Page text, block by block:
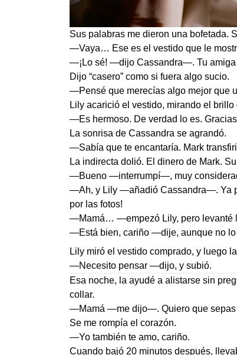
Sus palabras me dieron una bofetada.
—Vaya… Ese es el vestido que le
—¡Lo sé! —dijo Cassandra—. Tu amiga
Dijo “casero” como si fuera algo sucio.
—Pensé que merecías algo mejor que
Lily acarició el vestido, mirando el
—Es hermoso. De verdad lo es.
La sonrisa de Cassandra se agrandó.
—Sabía que te encantaría. Mark
La indirecta dolió. El dinero de Mark.
—Bueno —interrumpí—, muy
—Ah, y Lily —añadió Cassandra—. Ya
por las fotos!
—Mamá… —empezó Lily, pero levanté
—Está bien, cariño —dije, aunque no
Lily miró el vestido comprado, y luego
—Necesito pensar —dijo, y subió.
Esa noche, la ayudé a alistarse sin
collar.
—Mamá —me dijo—. Quiero que sepas
Se me rompía el corazón.
—Yo también te amo, cariño.
Cuando bajó 20 minutos después,